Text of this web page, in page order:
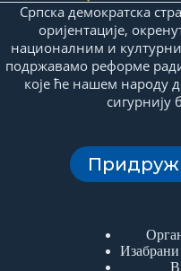
Српска демократска
оријентације,
националним и
подржавамо реформе
које ће нашем народу
сигурнију